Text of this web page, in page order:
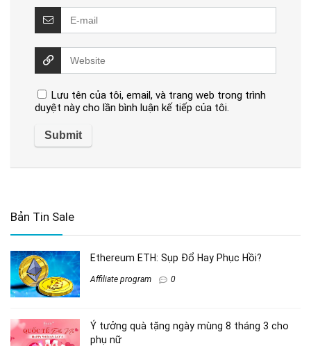
Lưu tên của tôi, email, và trang web trong trình
duyệt này cho lần bình luận kế tiếp của tôi.
Bản Tin Sale
Ethereum ETH: Sụp Đổ Hay Phục Hồi?
Affiliate program 0
Ý tưởng quà tặng ngày mùng 8 tháng 3 cho
phụ nữ